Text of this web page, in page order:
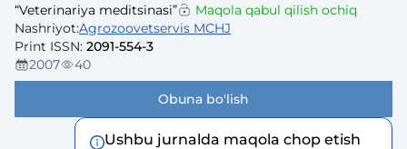
“Veterinariya meditsinasi”
Maqola qabul qilish ochiq
Nashriyot:Agrozoovetservis MCHJ
Print ISSN: 2091-554-3
2007
40
Obuna bo'lish
Ushbu jurnalda maqola chop etish